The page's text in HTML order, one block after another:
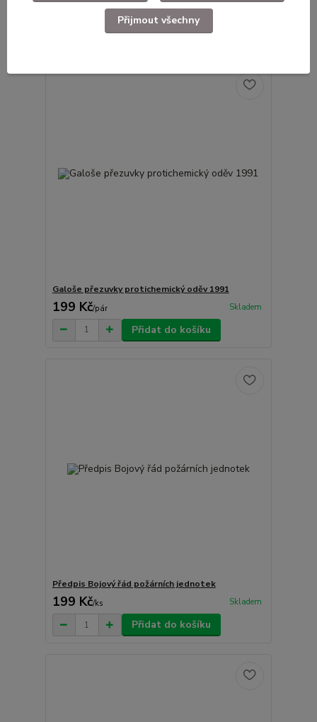
Přidat do košíku
Galoše přezuvky protichemický oděv 1991
199 Kč/pár Skladem
Přidat do košíku
Předpis Bojový řád požárních jednotek
199 Kč/ks Skladem
Přidat do košíku
Přijmout všechny